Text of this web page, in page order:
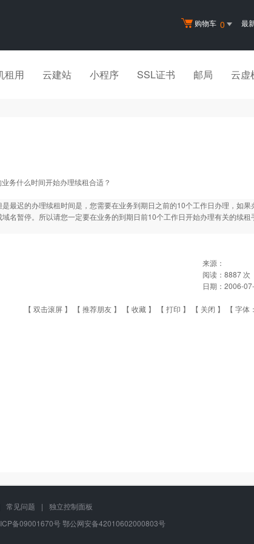
购物车 0 最
租用 云建站 小程序 SSL证书 邮局 云虚
务什么时间开始办理续租合适？
最迟的办理续租时间是，您需要在业务到期日之前的10个工作日办理，如果
名暂停。所以请您一定要在业务的到期日前10个工作日开始办理有关的续租
来源：
阅读： 8887 次
日期： 2006-
【 双击滚屏 】 【 推荐朋友 】 【 收藏 】 【 打印 】 【 关闭 】 【 字体：
常见问题 |
独立控制面板
备09001670号 鄂公网安备42010602000803号